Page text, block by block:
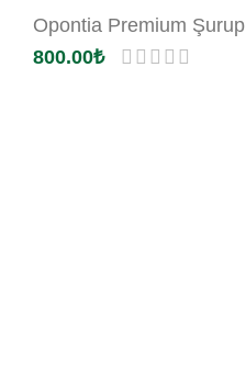
Opontia Premium Şurup
800.00₺